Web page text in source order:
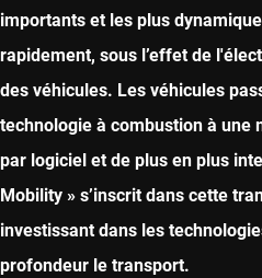
importants et les plus
rapidement, sous l’effet de
des véhicules. Les véhicules
technologie à combustion à une
par logiciel et de plus en plus
Mobility » s’inscrit dans cette
investissant dans les
profondeur le transport.